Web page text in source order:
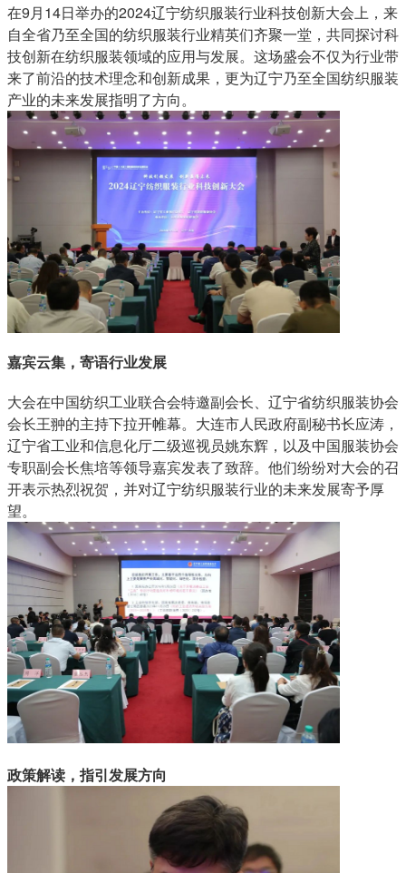
在9月14日举办的2024辽宁纺织服装行业科技创新大会上，来
自全省乃至全国的纺织服装行业精英们齐聚一堂，共同探讨科
技创新在纺织服装领域的应用与发展。这场盛会不仅为行业带
来了前沿的技术理念和创新成果，更为辽宁乃至全国纺织服装
产业的未来发展指明了方向。
嘉宾云集，寄语行业发展
大会在中国纺织工业联合会特邀副会长、辽宁省纺织服装协会
会长王翀的主持下拉开帷幕。大连市人民政府副秘书长应涛，
辽宁省工业和信息化厅二级巡视员姚东辉，以及中国服装协会
专职副会长焦培等领导嘉宾发表了致辞。他们纷纷对大会的召
开表示热烈祝贺，并对辽宁纺织服装行业的未来发展寄予厚
望。
政策解读，指引发展方向